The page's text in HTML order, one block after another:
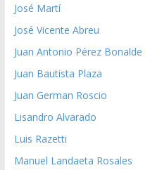
José Martí
José Vicente Abreu
Juan Antonio Pérez Bonalde
Juan Bautista Plaza
Juan German Roscio
Lisandro Alvarado
Luis Razetti
Manuel Landaeta Rosales